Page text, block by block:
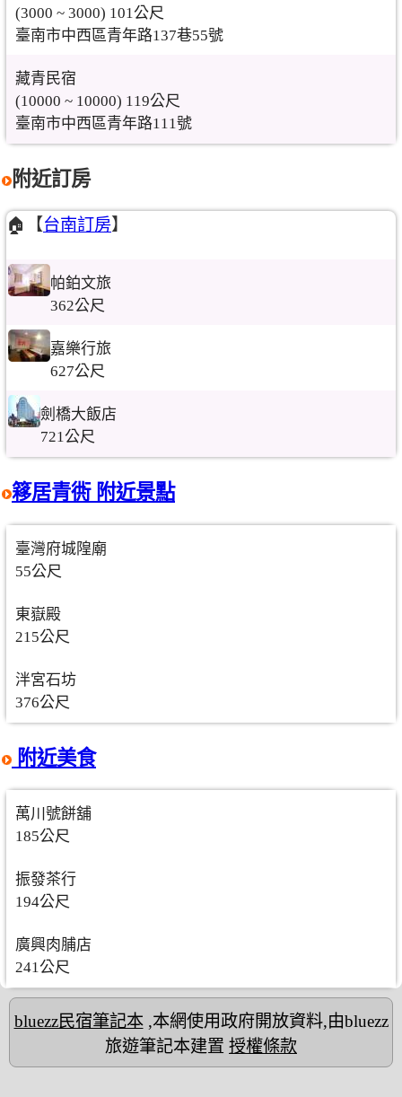
(3000 ~ 3000) 101公尺
臺南市中西區青年路137巷55號
藏青民宿
(10000 ~ 10000) 119公尺
臺南市中西區青年路111號
附近訂房
🏠【台南訂房】
帕鉑文旅
362公尺
嘉樂行旅
627公尺
劍橋大飯店
721公尺
簃居青衖 附近景點
臺灣府城隍廟
55公尺
東嶽殿
215公尺
泮宮石坊
376公尺
附近美食
萬川號餅舖
185公尺
振發茶行
194公尺
廣興肉脯店
241公尺
bluezz民宿筆記本,本網使用政府開放資料,由bluezz
旅遊筆記本建置 授權條款